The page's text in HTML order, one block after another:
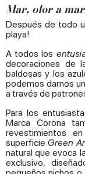
Mar, olor a
Después de todo
playa!
A todos los
decoraciones de
baldosas y los
podemos darnos
a través de
Para los
Marca Corona
revestimientos
superficieGreen
natural que evoca
exclusivo,